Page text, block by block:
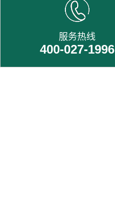
服务热线
400-027-1996